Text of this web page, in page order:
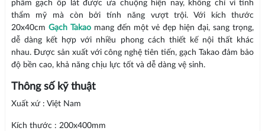
phẩm gạch ốp lát được ưa chuộng hiện nay, không chỉ vì tính
thẩm mỹ mà còn bởi tính năng vượt trội. Với kích thước
20x40cm Gạch Takaomang đến một vẻ đẹp hiện đại, sang trọng,
dễ dàng kết hợp với nhiều phong cách thiết kế nội thất khác
nhau. Được sản xuất với công nghệ tiên tiến, gạch Takao đảm bảo
độ bền cao, khả năng chịu lực tốt và dễ dàng vệ sinh.
Thông số kỹ thuật
Xuất xứ : Việt Nam
Kích thước : 200x400mm